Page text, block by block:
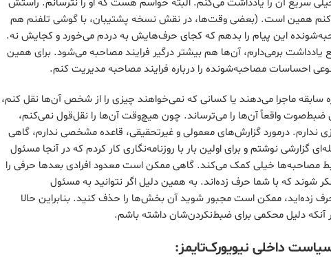
سریع آن را یادداشت می‌کنم. البته حواسم هست که او را نترسانم. راستش
همین است. (بعضی وقت‌ها، در نقش نسخه پشتیبان، با گوشی تلفنم هم
این پیام را بدهم که کجای حرف‌هایش به دردم می‌خورد و کجایش نه.
برمی‌دارم، آن‌ها هم بیشتر درگیر فرایند مصاحبه می‌شود. برای همین
احساسات مصاحبه‌شونده را درباره فرایند مصاحبه مدیریت کنم.
سابقه ماجرا می‌دهند یا کسانی که نمی‌خواهند چیزی را از شخص آن‌ها نقل کنم،
ضبط‌صوت واقعاً آن‌ها را می‌ترساند. چون هیچ‌وقت آن‌ها را نقل‌قول نمی‌کنم،
ندارم. درمورد گزارش‌های معمولی و غیرتحقیقی، قاعده مشخصی ندارم، گاهی
گزارشی نوشتم و برای اولین بار با روزنامه‌نگاری کار کردم که در آنجا مسئول
خیلی کمک می‌کند. گاهی ممکن است معدود افرادی بعدها حرفی را
شوند که با شما حرف زده‌اند. به همین دلیل اگر نتوانید به مسئول
زده‌اید، ممکن است مجبور شوید آن بخش‌ها را حذف کنید. بنابراین حالا
آنکه دلیل محکمی برای ضبط‌نکردن‌شان داشته باشم.
داخلی نیویورک‌تایمز: